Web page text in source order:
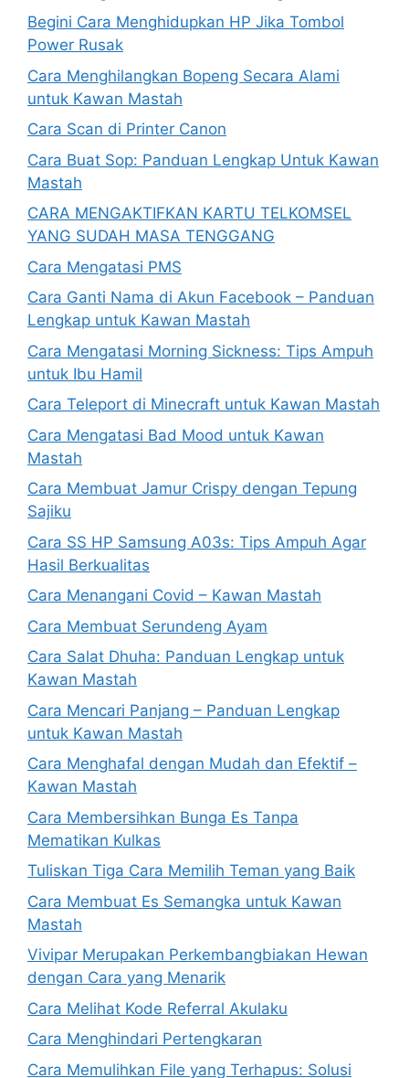
Begini Cara Menghidupkan HP Jika Tombol
Power Rusak
Cara Menghilangkan Bopeng Secara Alami
untuk Kawan Mastah
Cara Scan di Printer Canon
Cara Buat Sop: Panduan Lengkap Untuk Kawan
Mastah
CARA MENGAKTIFKAN KARTU TELKOMSEL
YANG SUDAH MASA TENGGANG
Cara Mengatasi PMS
Cara Ganti Nama di Akun Facebook – Panduan
Lengkap untuk Kawan Mastah
Cara Mengatasi Morning Sickness: Tips Ampuh
untuk Ibu Hamil
Cara Teleport di Minecraft untuk Kawan Mastah
Cara Mengatasi Bad Mood untuk Kawan
Mastah
Cara Membuat Jamur Crispy dengan Tepung
Sajiku
Cara SS HP Samsung A03s: Tips Ampuh Agar
Hasil Berkualitas
Cara Menangani Covid – Kawan Mastah
Cara Membuat Serundeng Ayam
Cara Salat Dhuha: Panduan Lengkap untuk
Kawan Mastah
Cara Mencari Panjang – Panduan Lengkap
untuk Kawan Mastah
Cara Menghafal dengan Mudah dan Efektif –
Kawan Mastah
Cara Membersihkan Bunga Es Tanpa
Mematikan Kulkas
Tuliskan Tiga Cara Memilih Teman yang Baik
Cara Membuat Es Semangka untuk Kawan
Mastah
Vivipar Merupakan Perkembangbiakan Hewan
dengan Cara yang Menarik
Cara Melihat Kode Referral Akulaku
Cara Menghindari Pertengkaran
Cara Memulihkan File yang Terhapus: Solusi